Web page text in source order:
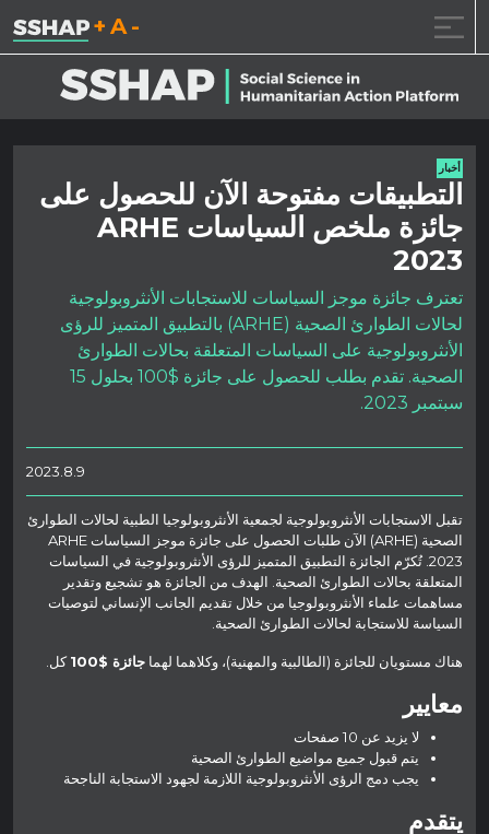
تقليل حجم الخط.
إعادة ضبط حجم
زيادة حجم
أخبار
التطبيقات مفتوحة الآن للحصول على
جائزة ملخص السياسات ARHE
2023
تعترف جائزة موجز السياسات للاستجابات الأنثروبولوجية
لحالات الطوارئ الصحية (ARHE) بالتطبيق المتميز للرؤى
الأنثروبولوجية على السياسات المتعلقة بحالات الطوارئ
الصحية. تقدم بطلب للحصول على جائزة $100 بحلول 15
سبتمبر 2023.
2023.8.9
تقبل الاستجابات الأنثروبولوجية لجمعية الأنثروبولوجيا الطبية لحالات الطوارئ
الصحية (ARHE) الآن طلبات الحصول على جائزة موجز السياسات ARHE
2023. تُكرّم الجائزة التطبيق المتميز للرؤى الأنثروبولوجية في السياسات
المتعلقة بحالات الطوارئ الصحية. الهدف من الجائزة هو تشجيع وتقدير
مساهمات علماء الأنثروبولوجيا من خلال تقديم الجانب الإنساني لتوصيات
السياسة للاستجابة لحالات الطوارئ الصحية.
هناك مستويان للجائزة (الطالبية والمهنية)، وكلاهما لهماجائزة $100 كل.
معايير
لا يزيد عن 10 صفحات
يتم قبول جميع مواضيع الطوارئ الصحية
يجب دمج الرؤى الأنثروبولوجية اللازمة لجهود الاستجابة الناجحة
يتقدم